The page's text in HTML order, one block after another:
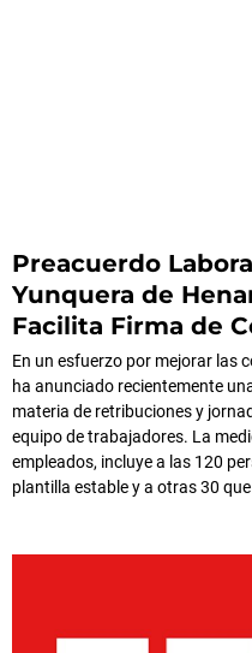
Preacuerdo
Yunquera de
Facilita Firma de
En un esfuerzo por mejorar las
ha anunciado recientemente
materia de retribuciones y
equipo de trabajadores. La
empleados, incluye a las 120
plantilla estable y a otras 30